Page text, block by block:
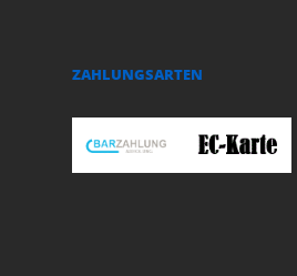
ZAHLUNGSARTEN